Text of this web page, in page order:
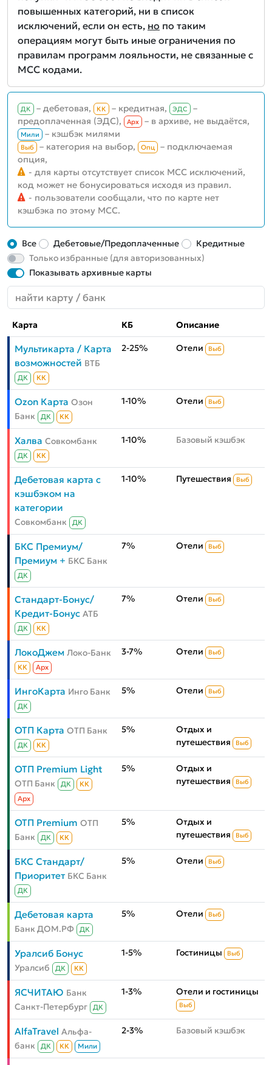
повышенных категорий, ни в список
исключений, если он есть, но по таким
операциям могут быть иные ограничения по
правилам программ лояльности, не связанные с
MCC кодами.
ДК – дебетовая, КК – кредитная, ЭДС
–
предоплаченная (ЭДС),
Aрх – в архиве, не выдаётся,
Мили – кэшбэк милями
Выб – категория на выбор, Опц
– подключаемая
опция,
- для карты отсутствует список MCC исключений,
код может не бонусироваться исходя из правил.
- пользователи сообщали, что по карте нет
кэшбэка по этому MCC.
Все Дебетовые/Предоплаченные
Кредитные
Только избранные (для авторизованных)
Показывать архивные карты
Карта КБ Описание
Мультикарта / Карта
возможностей ВТБ
ДК КК
2-25% Отели Выб
Ozon Карта Озон
Банк
ДК КК
1-10% Отели Выб
Халва Совкомбанк
ДК КК
1-10% Базовый кэшбэк
Дебетовая карта с
кэшбэком на
категории
Совкомбанк ДК
1-10% Путешествия Выб
БКС Премиум/
Премиум + БКС Банк
ДК
7% Отели Выб
Стандарт-Бонус/
Кредит-Бонус АТБ
ДК КК
7% Отели Выб
ЛокоДжем Локо-Банк
КК Aрх
3-7% Отели Выб
ИнгоКарта Инго Банк
ДК
5% Отели Выб
ОТП Карта ОТП Банк
ДК КК
5%
Отдых и
путешествия
Выб
ОТП Premium Light
ОТП Банк ДК
КК
Aрх
5%
Отдых и
путешествия
Выб
ОТП Premium ОТП
Банк
ДК КК
5%
Отдых и
путешествия
Выб
БКС Стандарт/
Приоритет БКС Банк
ДК
5% Отели Выб
Дебетовая карта
Банк ДОМ.РФ ДК
5% Отели Выб
Уралсиб Бонус
Уралсиб ДК КК
1-5% Гостиницы Выб
ЯСЧИТАЮ Банк
Санкт-Петербург
ДК
1-3% Отели и гостиницы
Выб
AlfaTravel Альфа-
банк
ДК КК Мили
2-3% Базовый кэшбэк